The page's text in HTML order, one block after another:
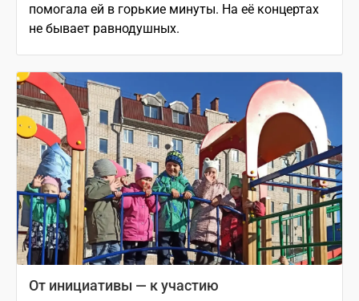
помогала ей в горькие минуты. На её концертах
не бывает равнодушных.
От инициативы — к участию